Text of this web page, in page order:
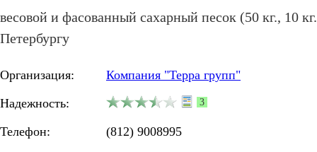
весовой и фасованный сахарный песок (50 кг., 10
Петербургу
Организация:
Компания "Терра групп"
Надежность:
3
Телефон:
(812) 9008995